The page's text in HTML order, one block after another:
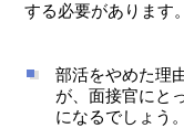
する必要があります。
部活をやめた理
が、面接官にと
になるでしょう。